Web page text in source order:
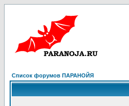
Список форумов ПАРАНОЙЯ